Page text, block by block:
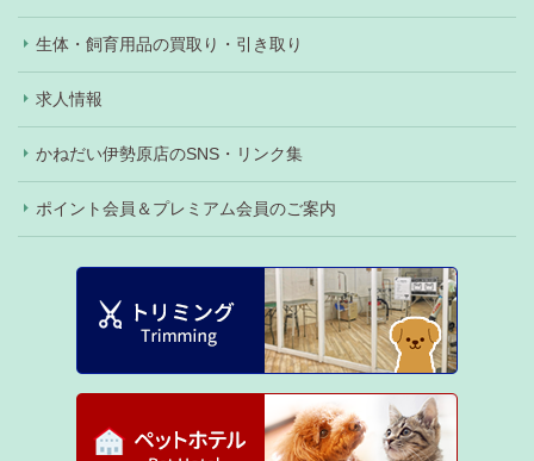
生体・飼育用品の買取り・引き取り
求人情報
かねだい伊勢原店のSNS・リンク集
ポイント会員＆プレミアム会員のご案内